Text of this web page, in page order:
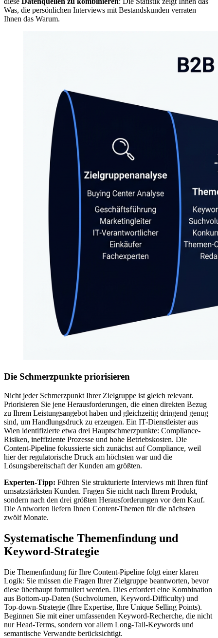
Was, die persönlichen Interviews mit Bestandskunden verraten
Ihnen das Warum.
Die Schmerzpunkte priorisieren
Nicht jeder Schmerzpunkt Ihrer Zielgruppe ist gleich relevant.
Priorisieren Sie jene Herausforderungen, die einen direkten Bezug
zu Ihrem Leistungsangebot haben und gleichzeitig dringend genug
sind, um Handlungsdruck zu erzeugen. Ein IT-Dienstleister aus
Wien identifizierte etwa drei Hauptschmerzpunkte: Compliance-
Risiken, ineffiziente Prozesse und hohe Betriebskosten. Die
Content-Pipeline fokussierte sich zunächst auf Compliance, weil
hier der regulatorische Druck am höchsten war und die
Lösungsbereitschaft der Kunden am größten.
Experten-Tipp: Führen Sie strukturierte Interviews mit Ihren fünf
umsatzstärksten Kunden. Fragen Sie nicht nach Ihrem Produkt,
sondern nach den drei größten Herausforderungen vor dem Kauf.
Die Antworten liefern Ihnen Content-Themen für die nächsten
zwölf Monate.
Systematische Themenfindung und
Keyword-Strategie
Die Themenfindung für Ihre Content-Pipeline folgt einer klaren
Logik: Sie müssen die Fragen Ihrer Zielgruppe beantworten, bevor
diese überhaupt formuliert werden. Dies erfordert eine Kombination
aus Bottom-up-Daten (Suchvolumen, Keyword-Difficulty) und
Top-down-Strategie (Ihre Expertise, Ihre Unique Selling Points).
Beginnen Sie mit einer umfassenden Keyword-Recherche, die nicht
nur Head-Terms, sondern vor allem Long-Tail-Keywords und
semantische Verwandte berücksichtigt.